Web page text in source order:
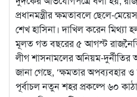
প্রধানমন্ত্রীর ক্ষমতাবলে ছেলে-
শেখ হাসিনা। দাখিল করেন মিথ্যা
মূলত গত বছরের ৫ আগস্ট
লীগ শাসনামলের অনিয়ম-
জানা গেছে, ‘ক্ষমতার অপব্যবহার
পূর্বাচল নতুন শহর প্রকল্পে ৬০